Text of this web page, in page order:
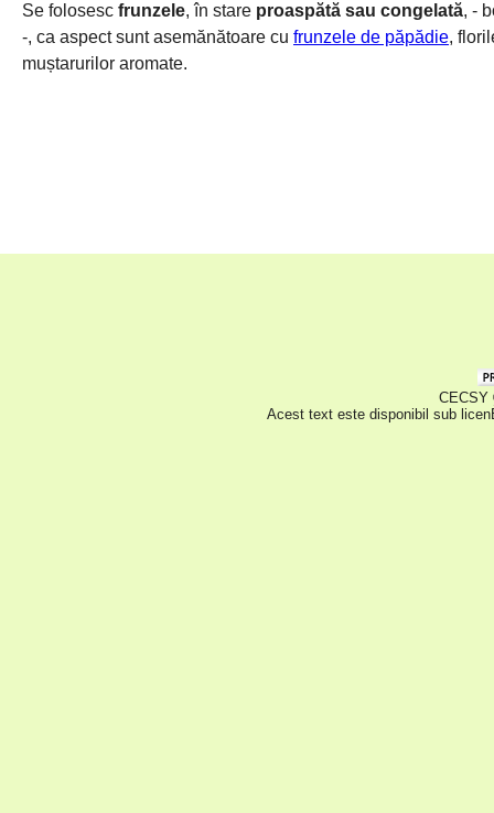
Se folosesc frunzele, în stare proaspătă sau congelată, -
-, ca aspect sunt asemănătoare cu frunzele de păpădie,
muștarurilor aromate.
CECSY
Acest text este disponibil sub